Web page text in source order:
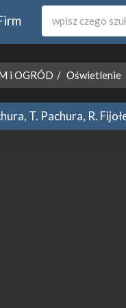
i OGRÓD Oświetlenie
T. Pachura, R.